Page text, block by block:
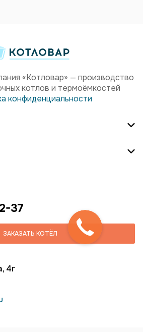
«Котловар» — производство
котлов и термоёмкостей
конфиденциальности
37
ЗАКАЗАТЬ КОТЁЛ
4г